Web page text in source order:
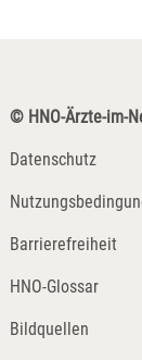
© HNO-Ärzte-im-
Datenschutz
Barrierefreiheit
HNO-Glossar
Bildquellen